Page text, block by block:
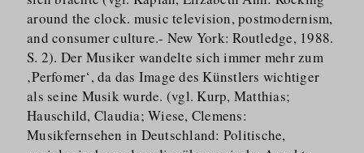
around the clock. music television, postmodernism,
and consumer culture.- New York: Routledge, 1988.
S. 2). Der Musiker wandelte sich immer mehr zum
‚Perfomer‘, da das Image des Künstlers wichtiger
als seine Musik wurde. (vgl. Kurp, Matthias;
Hauschild, Claudia; Wiese, Clemens:
Musikfernsehen in Deutschland: Politische,